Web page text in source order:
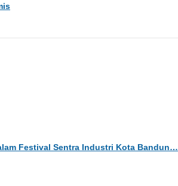
Festival Sentra Industri Kota Bandun…